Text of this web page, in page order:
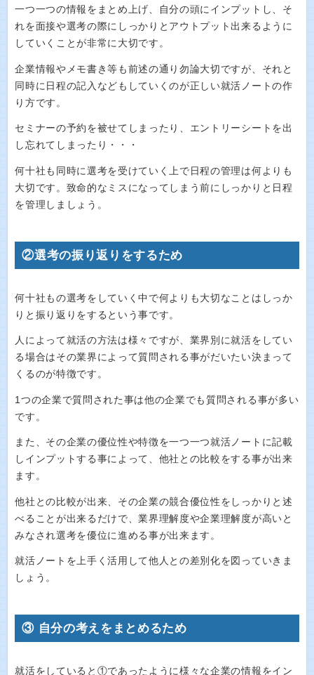
一つ一つの情報をまとめ上げ、自分の頭にインプットし、そ
れを面接や選考の際にしっかりとアウトプット出来るように
していくことが非常に大切です。
企業情報やメモ書き等も前述の通り勿論大切ですが、それと
同時に日程の記入などもしていくのが正しい就活ノートの作
り方です。
セミナーの予約を被せてしまったり、エントリーシートを出
し忘れてしまったり・・・
何十社も同時に選考を受けていく上で日程の管理は何よりも
大切です。致命的なミスになってしまう前にしっかりと日程
を管理しましょう。
②選考の振り返りをするため
何十社もの選考をしていく中で何よりも大切なことはしっか
りと振り返りをするという事です。
人によって就活の方法は様々ですが、業界別に就活をしてい
る場合はその業界によって質問される事がだいたい決まって
くるのが特徴です。
1つの企業で質問された事は他の企業でも質問される事が多い
です。
また、その企業の優位性や特徴を一つ一つ就活ノートに記載
しインプットする事によって、他社との比較をする事が出来
ます。
他社との比較が出来、その企業の競合優位性をしっかりと述
べることが出来るだけで、業界理解度や企業理解度が高いと
みなされ選考を優位に進める事が出来ます。
就活ノートを上手く活用して他人との差別化を図っていきま
しょう。
③ 自分の考えをまとめるため
就活をしていると①であったように様々な企業の情報をイン